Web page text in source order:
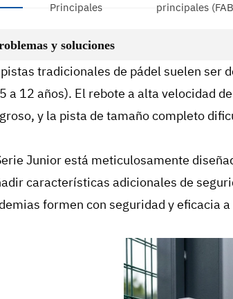
Principales principales
y soluciones
tradicionales de pádel suelen ser
a 12 años). El rebote a alta velocidad
y la pista de tamaño completo
Junior está meticulosamente
características adicionales de
formen con seguridad y eficacia